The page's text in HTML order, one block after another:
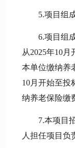
5.项目组
6.项目组
从2025年10月
本单位缴纳养
10月开始至投
纳养老保险缴
7.本项目
人担任项目负